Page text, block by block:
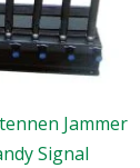
Jammer
Signal